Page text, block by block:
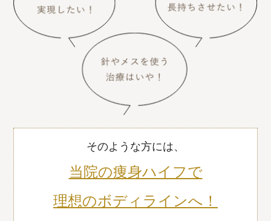
そのような方には、
当院の痩身ハイフで
理想のボディラインへ！